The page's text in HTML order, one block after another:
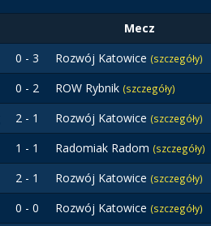
Mecz
0 - 3 Rozwój Katowice (szczegóły)
0 - 2 ROW Rybnik (szczegóły)
2 - 1 Rozwój Katowice (szczegóły)
1 - 1 Radomiak Radom (szczegóły)
2 - 1 Rozwój Katowice (szczegóły)
0 - 0 Rozwój Katowice (szczegóły)